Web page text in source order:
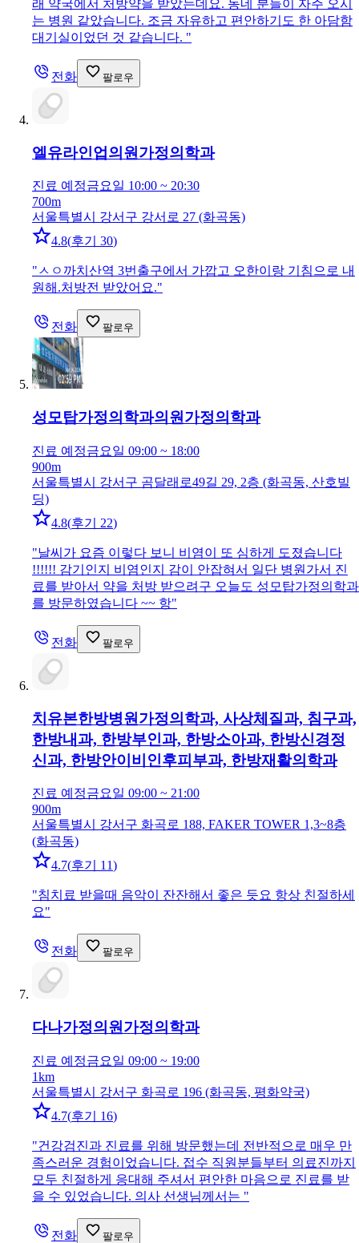
래 약국에서 처방약을 받았는데요. 동네 분들이 자주 오시
는 병원 같았습니다. 조금 자유하고 편안하기도 한 아담함
대기실이었던 것 같습니다. "
전화 팔로우
엘유라인업의원 가정의학과
진료 예정금요일 10:00 ~ 20:30
700m
서울특별시 강서구 강서로 27 (화곡동)
4.8(후기 30)
"ㅅㅇ까치산역 3번출구에서 가깝고 오한이랑 기침으로 내
원해.처방전 받았어요."
전화 팔로우
성모탑가정의학과의원 가정의학과
진료 예정금요일 09:00 ~ 18:00
900m
서울특별시 강서구 곰달래로49길 29, 2층 (화곡동, 산호빌
딩)
4.8(후기 22)
"날씨가 요즘 이렇다 보니 비염이 또 심하게 도졌습니다
!!!!!! 감기인지 비염인지 감이 안잡혀서 일단 병원가서 진
료를 받아서 약을 처방 받으려구 오늘도 성모탑가정의학과
를 방문하였습니다 ~~ 항"
전화 팔로우
치유본한방병원 가정의학과, 사상체질과, 침구과,
한방내과, 한방부인과, 한방소아과, 한방신경정
신과, 한방안이비인후피부과, 한방재활의학과
진료 예정금요일 09:00 ~ 21:00
900m
서울특별시 강서구 화곡로 188, FAKER TOWER 1,3~8층
(화곡동)
4.7(후기 11)
"침치료 받을때 음악이 잔잔해서 좋은 듯요 항상 친절하세
요"
전화 팔로우
다나가정의원 가정의학과
진료 예정금요일 09:00 ~ 19:00
1km
서울특별시 강서구 화곡로 196 (화곡동, 평화약국)
4.7(후기 16)
"건강검진과 진료를 위해 방문했는데 전반적으로 매우 만
족스러운 경험이었습니다. 접수 직원분들부터 의료진까지
모두 친절하게 응대해 주셔서 편안한 마음으로 진료를 받
을 수 있었습니다. 의사 선생님께서는 "
전화 팔로우